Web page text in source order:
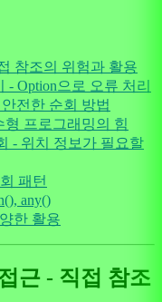
참조의 위험과 활용
- Option으로 오류 처리
전한 순회 방법
형 프로그래밍의 힘
- 위치 정보가 필요할
패턴
any()
한 활용
근 - 직접 참조